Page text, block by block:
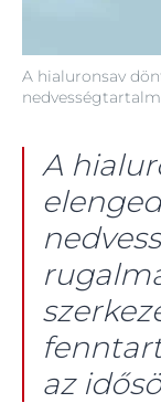
A hialuronsav
A
az